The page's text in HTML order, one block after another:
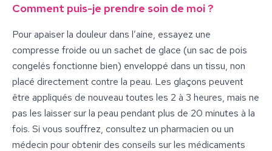
Comment puis-je prendre soin de moi ?
Pour apaiser la douleur dans l’aine, essayez une
compresse froide ou un sachet de glace (un sac de pois
congelés fonctionne bien) enveloppé dans un tissu, non
placé directement contre la peau. Les glaçons peuvent
être appliqués de nouveau toutes les 2 à 3 heures, mais ne
pas les laisser sur la peau pendant plus de 20 minutes à la
fois. Si vous souffrez, consultez un pharmacien ou un
médecin pour obtenir des conseils sur les médicaments